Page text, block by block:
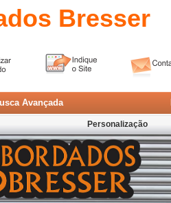
Bresser
Avançada
Personalização